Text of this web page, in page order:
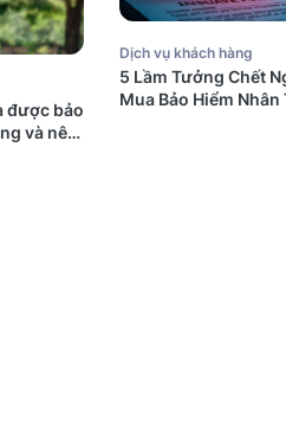
được bảo
và nên
Dịch vụ khách hàng
5 Lầm Tưởng Chết
Mua Bảo Hiểm Nhân